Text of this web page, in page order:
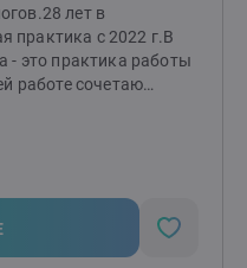
лет в
практика с 2022 г.В
- это практика работы
работе сочетаю
совершенствую
методы и техники,
заканчиваю
опыт
в Центре